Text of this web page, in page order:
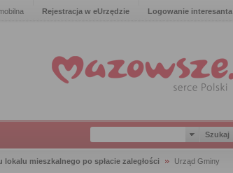
Rejestracja w eUrzędzie Logowanie interesanta
mieszkalnego po spłacie zaległości
Urząd Gminy